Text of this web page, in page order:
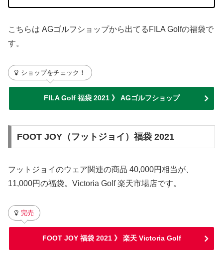
こちらは AGゴルフショップから出てるFILA Golfの福袋で
す。
ショップをチェック！
FILA Golf 福袋 2021 》 AGゴルフショップ
FOOT JOY（フットジョイ）福袋 2021
フットジョイのウェア関連の商品 40,000円相当が、
11,000円の福袋。Victoria Golf 楽天市場店です。
完売
FOOT JOY 福袋 2021 》 楽天 Victoria Golf